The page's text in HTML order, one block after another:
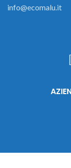
info@ecomalu.it